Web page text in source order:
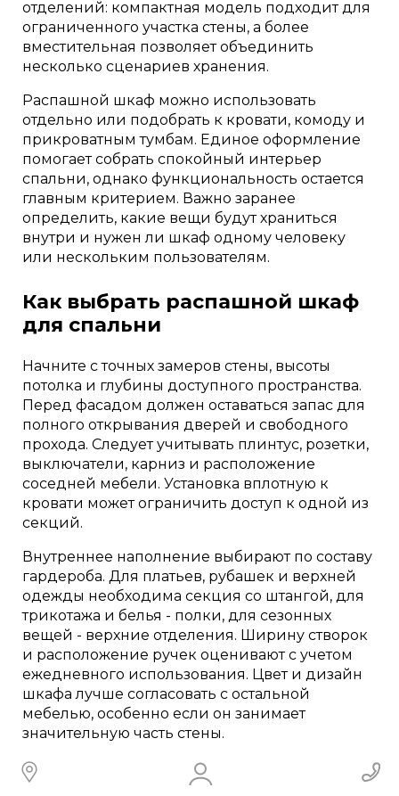
отделений: компактная модель подходит для
ограниченного участка стены, а более
вместительная позволяет объединить
несколько сценариев хранения.
Распашной шкаф можно использовать
отдельно или подобрать к кровати, комоду и
прикроватным тумбам. Единое оформление
помогает собрать спокойный интерьер
спальни, однако функциональность остается
главным критерием. Важно заранее
определить, какие вещи будут храниться
внутри и нужен ли шкаф одному человеку
или нескольким пользователям.
Как выбрать распашной шкаф
для спальни
Начните с точных замеров стены, высоты
потолка и глубины доступного пространства.
Перед фасадом должен оставаться запас для
полного открывания дверей и свободного
прохода. Следует учитывать плинтус, розетки,
выключатели, карниз и расположение
соседней мебели. Установка вплотную к
кровати может ограничить доступ к одной из
секций.
Внутреннее наполнение выбирают по составу
гардероба. Для платьев, рубашек и верхней
одежды необходима секция со штангой, для
трикотажа и белья - полки, для сезонных
вещей - верхние отделения. Ширину створок
и расположение ручек оценивают с учетом
ежедневного использования. Цвет и дизайн
шкафа лучше согласовать с остальной
мебелью, особенно если он занимает
значительную часть стены.
Распашные шкафы Mebelson